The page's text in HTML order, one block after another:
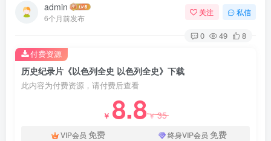
admin
6个月前发布
关注 私信
0 49 8
历史纪录片《以色列全史 以色列全史》下载
此内容为付费资源，请付费后查看
￥ 8.8￥35
VIP会员 免费 终身VIP会员 免费
付费资源